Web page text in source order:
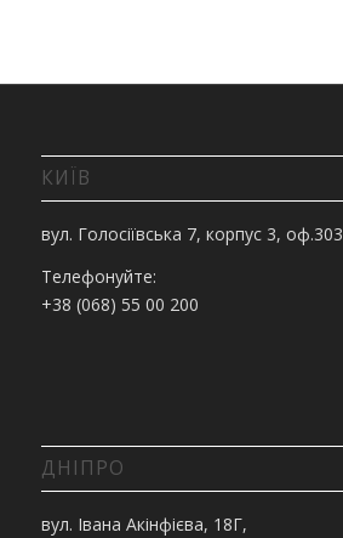
КИЇВ
вул. Голосіївська 7, корпус 3, оф.303
Телефонуйте:
+38 (068) 55 00 200
ДНІПРО
вул. Івана Акінфієва, 18Г,